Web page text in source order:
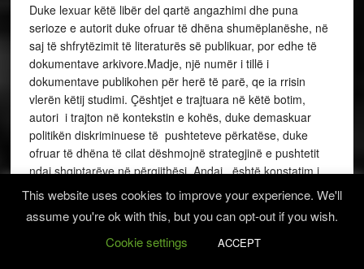
Duke lexuar këtë libër del qartë angazhimi dhe puna
serioze e autorit duke ofruar të dhëna shumëplanëshe, në
saj të shfrytëzimit të literaturës së publikuar, por edhe të
dokumentave arkivore.Madje, një numër i tillë i
dokumentave publikohen për herë të parë, qe ia rrisin
vlerën këtij studimi. Çështjet e trajtuara në këtë botim,
autori i trajton në kontekstin e kohës, duke demaskuar
politikën diskriminuese të pushteteve përkatëse, duke
ofruar të dhëna të cilat dëshmojnë strategjinë e pushtetit
ndaj shqiptarëve në përgjithësi. Andaj, është konstatim i
pakontestueshëm se shqiptarët pas shkëputjes nga shteti
amë përjetuan tragjedi të mëdha, nga ushtria serbo-
malazeze, sepse përjetuan masakra e krime të rënda ndaj
popullsisë civile shqiptare, ndaj individëve dhe ndaj
This website uses cookies to improve your experience. We'll
assume you're ok with this, but you can opt-out if you wish.
Cookie settings
ACCEPT